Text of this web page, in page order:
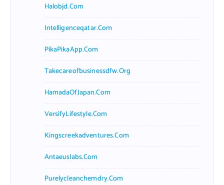
Halobjd.com
Intelligenceqatar.com
PikaPikaApp.com
Takecareofbusinessdfw.org
HamadaOfJapan.com
VersifyLifestyle.com
Kingscreekadventures.com
Antaeuslabs.com
Purelycleanchemdry.com